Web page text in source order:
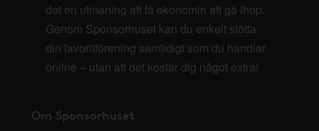
det en utmaning att få ekonomin att gå ihop.
Genom Sponsorhuset kan du enkelt stötta
din favoritförening samtidigt som du handlar
online – utan att det kostar dig något extra!
Om Sponsorhuset